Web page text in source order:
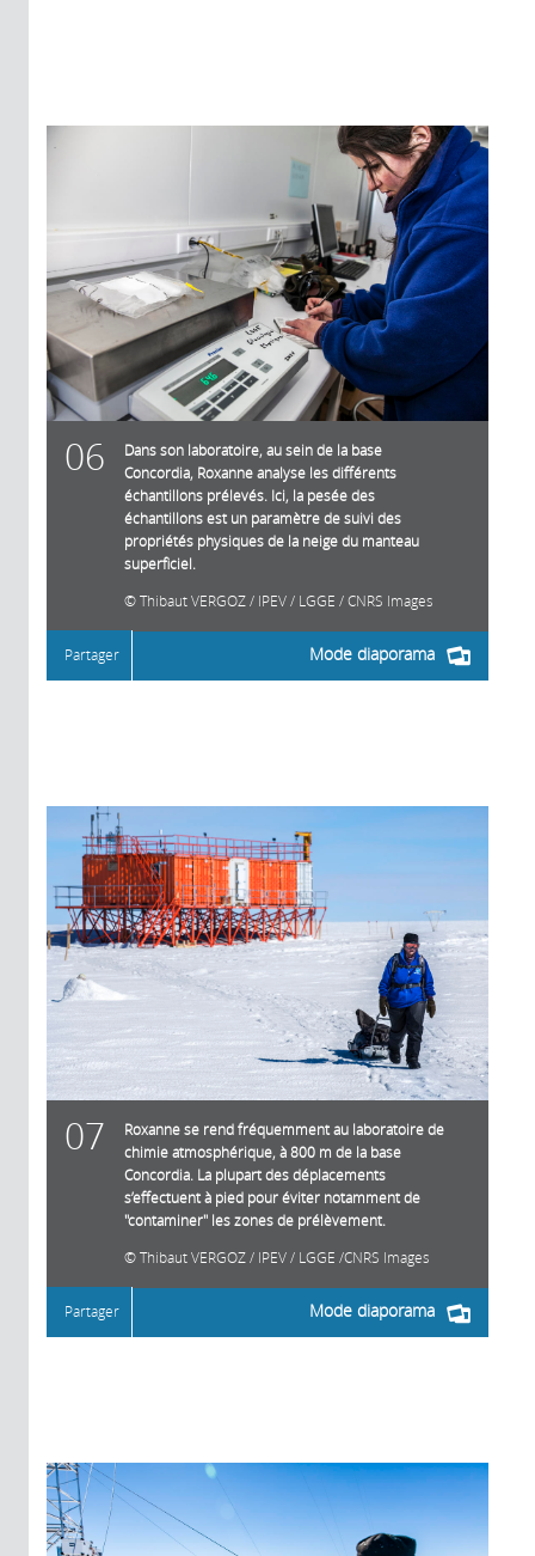
06
Dans son laboratoire, au sein de la base
Concordia, Roxanne analyse les différents
échantillons prélevés. Ici, la pesée des
échantillons est un paramètre de suivi des
propriétés physiques de la neige du manteau
superficiel.
Thibaut VERGOZ / IPEV / LGGE / CNRS Images
Mode diaporama
Partager
07
Roxanne se rend fréquemment au laboratoire de
chimie atmosphérique, à 800 m de la base
Concordia. La plupart des déplacements
s’effectuent à pied pour éviter notamment de
"contaminer" les zones de prélèvement.
Thibaut VERGOZ / IPEV / LGGE /CNRS Images
Mode diaporama
Partager